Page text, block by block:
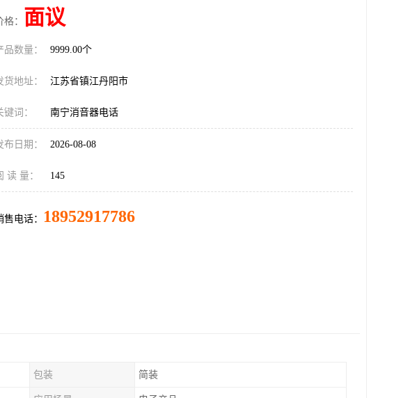
格： 面议
品数量： 9999.00个
货地址： 江苏省镇江丹阳市
键词： 南宁消音器电话
布日期： 2026-08-08
读 量： 145
售电话： 18952917786
包装 简装